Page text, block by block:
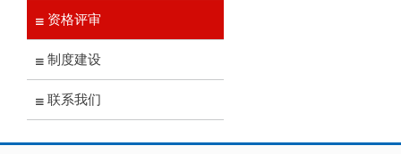
资格评审
制度建设
联系我们